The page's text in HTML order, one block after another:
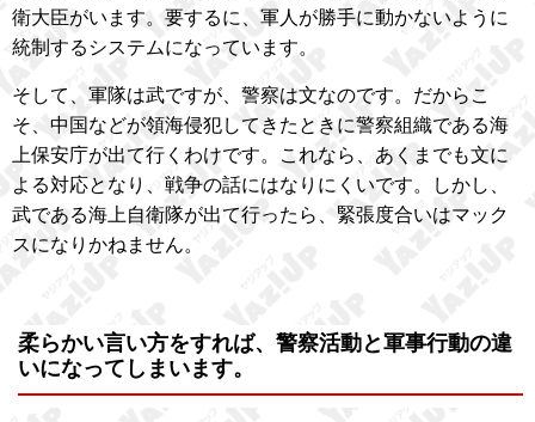
衛大臣がいます。要するに、軍人が勝手に動かないように
統制するシステムになっています。
そして、軍隊は武ですが、警察は文なのです。だからこ
そ、中国などが領海侵犯してきたときに警察組織である海
上保安庁が出て行くわけです。これなら、あくまでも文に
よる対応となり、戦争の話にはなりにくいです。しかし、
武である海上自衛隊が出て行ったら、緊張度合いはマック
スになりかねません。
柔らかい言い方をすれば、警察活動と軍事行動の違
いになってしまいます。